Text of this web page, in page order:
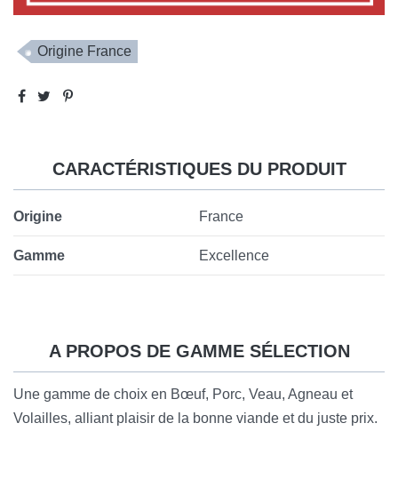
Origine France
CARACTÉRISTIQUES DU PRODUIT
Origine France
Gamme Excellence
A PROPOS DE GAMME SÉLECTION
Une gamme de choix en Bœuf, Porc, Veau, Agneau et
Volailles, alliant plaisir de la bonne viande et du juste prix.